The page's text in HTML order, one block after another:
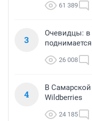
61 389
3
Очевидцы: в
26 008
4
В
Wildberries
24 185